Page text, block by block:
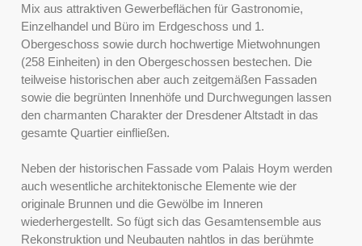
Mix aus attraktiven Gewerbeflächen für Gastronomie,
Einzelhandel und Büro im Erdgeschoss und 1.
Obergeschoss sowie durch hochwertige Mietwohnungen
(258 Einheiten) in den Obergeschossen bestechen. Die
teilweise historischen aber auch zeitgemäßen Fassaden
sowie die begrünten Innenhöfe und Durchwegungen lassen
den charmanten Charakter der Dresdener Altstadt in das
gesamte Quartier einfließen.
Neben der historischen Fassade vom Palais Hoym werden
auch wesentliche architektonische Elemente wie der
originale Brunnen und die Gewölbe im Inneren
wiederhergestellt. So fügt sich das Gesamtensemble aus
Rekonstruktion und Neubauten nahtlos in das berühmte